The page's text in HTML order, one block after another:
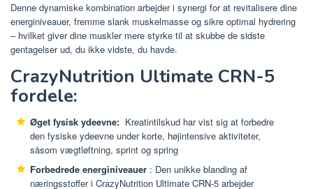
Denne dynamiske kombination arbejder i synergi for at revitalisere dine
energiniveauer, fremme slank muskelmasse og sikre optimal hydrering
– hvilket giver dine muskler mere styrke til at skubbe de sidste
gentagelser ud, du ikke vidste, du havde.
CrazyNutrition Ultimate CRN-5
fordele:
Øget fysisk ydeevne: Kreatintilskud har vist sig at forbedre
den fysiske ydeevne under korte, højintensive aktiviteter,
såsom vægtløftning, sprint og spring
Forbedrede energiniveauer : Den unikke blanding af
næringsstoffer i CrazyNutrition Ultimate CRN-5 arbejder